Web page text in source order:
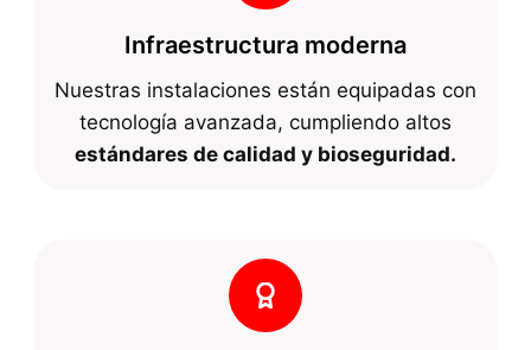
Infraestructura moderna
Nuestras instalaciones están equipadas con
tecnología avanzada, cumpliendo altos
estándares de calidad y bioseguridad.